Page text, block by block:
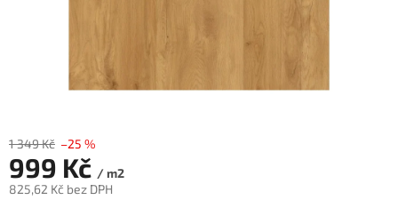
1 349 Kč –25 %
999 Kč / m2
825,62 Kč bez DPH